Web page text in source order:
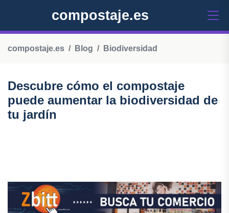
compostaje.es
compostaje.es Blog Biodiversidad
Descubre cómo el compostaje
puede aumentar la biodiversidad de
tu jardín